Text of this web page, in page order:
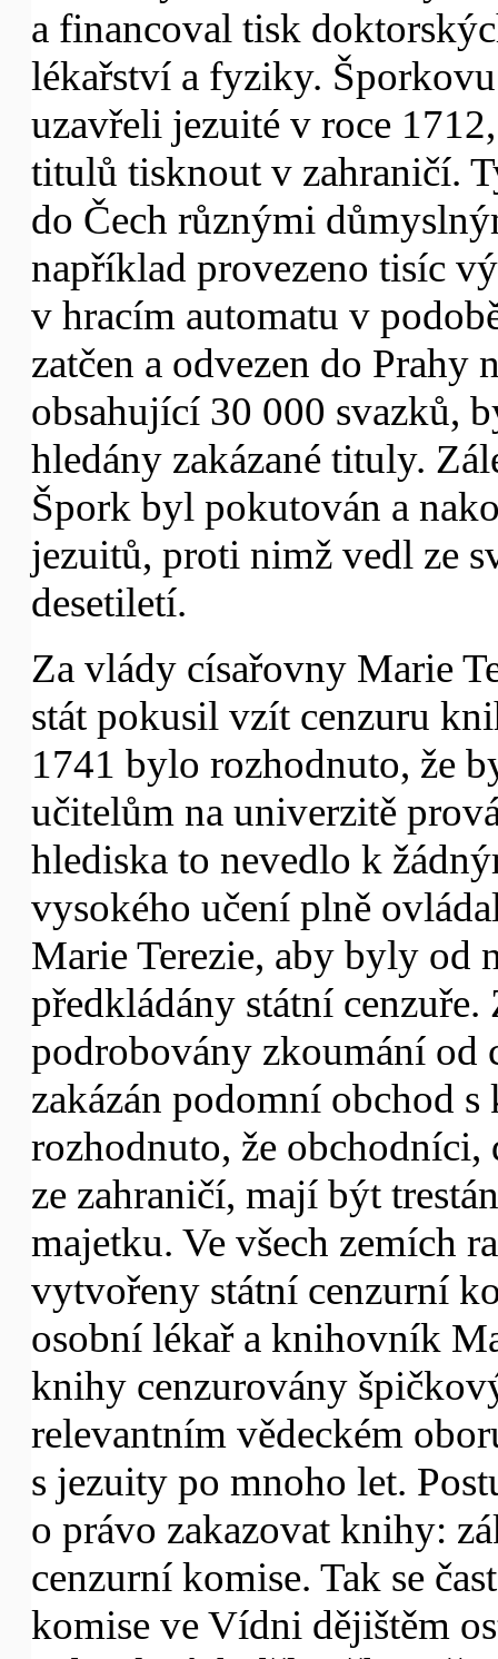
a financoval tisk
lékařství a fyziky.
uzavřeli jezuité v roce
titulů tisknout v zahraničí.
do Čech různými
například provezeno tisíc
v hracím automatu v
zatčen a odvezen do Prahy
obsahující 30 000 svazků,
hledány zakázané tituly.
Špork byl pokutován a
jezuitů, proti nimž vedl ze
desetiletí.
Za vlády císařovny Marie
stát pokusil vzít cenzuru
1741 bylo rozhodnuto, že
učitelům na univerzitě
hlediska to nevedlo k
vysokého učení plně
Marie Terezie, aby byly od
předkládány státní
podrobovány zkoumání od
zakázán podomní obchod
rozhodnuto, že
ze zahraničí, mají být
majetku. Ve všech zemích
vytvořeny státní cenzurní
osobní lékař a knihovník
knihy cenzurovány
relevantním vědeckém
s jezuity po mnoho let.
o právo zakazovat knihy:
cenzurní komise. Tak se
komise ve Vídni dějištěm